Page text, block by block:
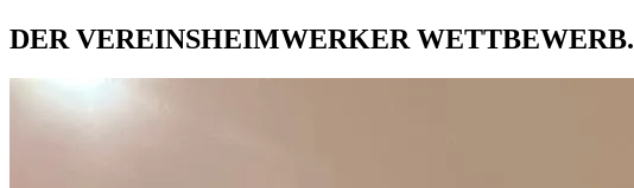
DER VEREINSHEIMWERKER WETTBEWERB.